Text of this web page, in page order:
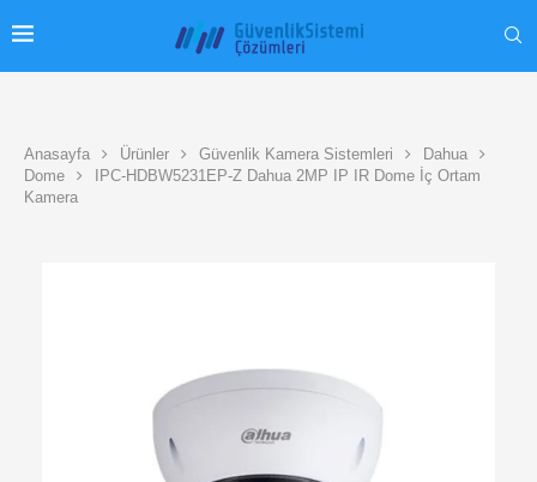
Anasayfa Ürünler Güvenlik Kamera Sistemleri
Dahua
Dome
IPC-HDBW5231EP-Z Dahua 2MP IP IR Dome İç Ortam
Kamera